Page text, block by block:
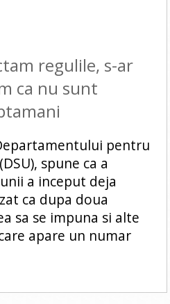
regulile, s-ar
ca nu sunt
pentru
spune ca a
a inceput deja
ca dupa doua
sa se impuna si alte
apare un numar